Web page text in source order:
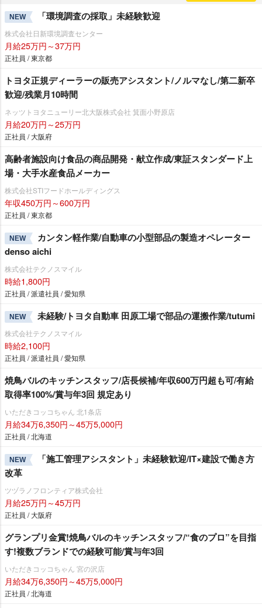
NEW 「環境調査の採取」未経験歓迎
株式会社日新環境調査センター
月給25万円～37万円
正社員 / 東京都
トヨタ正規ディーラーの販売アシスタント/ノルマなし/第二新卒
歓迎/残業月10時間
ネッツトヨタニューリー北大阪株式会社 箕面小野原店
月給20万円～25万円
正社員 / 大阪府
高齢者施設向け食品の商品開発・献立作成/東証スタンダード上
場・大手水産食品メーカー
株式会社STIフードホールディングス
年収450万円～600万円
正社員 / 東京都
NEW
カンタン軽作業/自動車の小型部品の製造オペレーター
denso aichi
株式会社テクノスマイル
時給1,800円
正社員 / 派遣社員 / 愛知県
NEW 未経験/トヨタ自動車 田原工場で部品の運搬作業/tutumi
株式会社テクノスマイル
時給2,100円
正社員 / 派遣社員 / 愛知県
焼鳥バルのキッチンスタッフ/店長候補/年収600万円超も可/有給
取得率100%/賞与年3回 規定あり
いただきコッコちゃん 北1条店
月給34万6,350円～45万5,000円
正社員 / 北海道
NEW
「施工管理アシスタント」未経験歓迎/IT×建設で働き方
改革
ツヅラノフロンティア株式会社
月給25万円～45万円
正社員 / 大阪府
グランプリ金賞!焼鳥バルのキッチンスタッフ/“食のプロ”を目指
す!複数ブランドでの経験可能/賞与年3回
いただきコッコちゃん 宮の沢店
月給34万6,350円～45万5,000円
正社員 / 北海道